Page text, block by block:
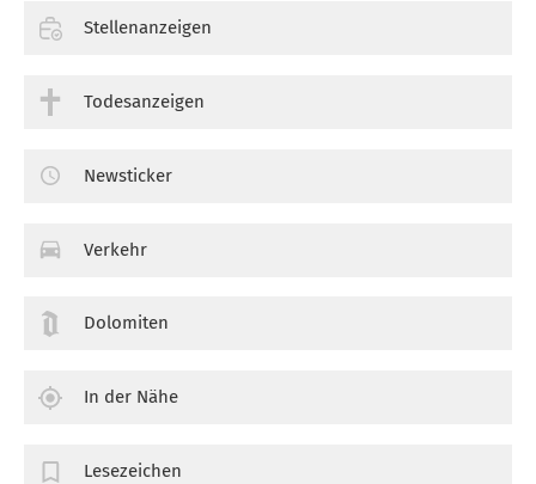
Stellenanzeigen
Todesanzeigen
Newsticker
Verkehr
Dolomiten
In der Nähe
Lesezeichen